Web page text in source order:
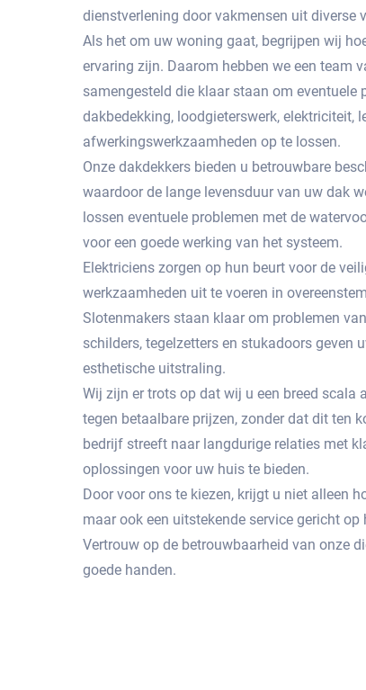
dienstverlening door vakmensen uit diverse
Als het om uw woning gaat, begrijpen wij
ervaring zijn. Daarom hebben we een team
samengesteld die klaar staan om eventuele
dakbedekking, loodgieterswerk, elektriciteit,
afwerkingswerkzaamheden op te lossen.
Onze dakdekkers bieden u betrouwbare
waardoor de lange levensduur van uw dak
lossen eventuele problemen met de
voor een goede werking van het systeem.
Elektriciens zorgen op hun beurt voor de
werkzaamheden uit te voeren in
Slotenmakers staan ​​klaar om problemen
schilders, tegelzetters en stukadoors geven
esthetische uitstraling.
Wij zijn er trots op dat wij u een breed scala
tegen betaalbare prijzen, zonder dat dit ten
bedrijf streeft naar langdurige relaties met
oplossingen voor uw huis te bieden.
Door voor ons te kiezen, krijgt u niet alleen
maar ook een uitstekende service gericht
Vertrouw op de betrouwbaarheid van onze
goede handen.